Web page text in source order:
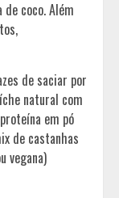
coco. Além
de saciar por
natural com
em pó
de castanhas
vegana)